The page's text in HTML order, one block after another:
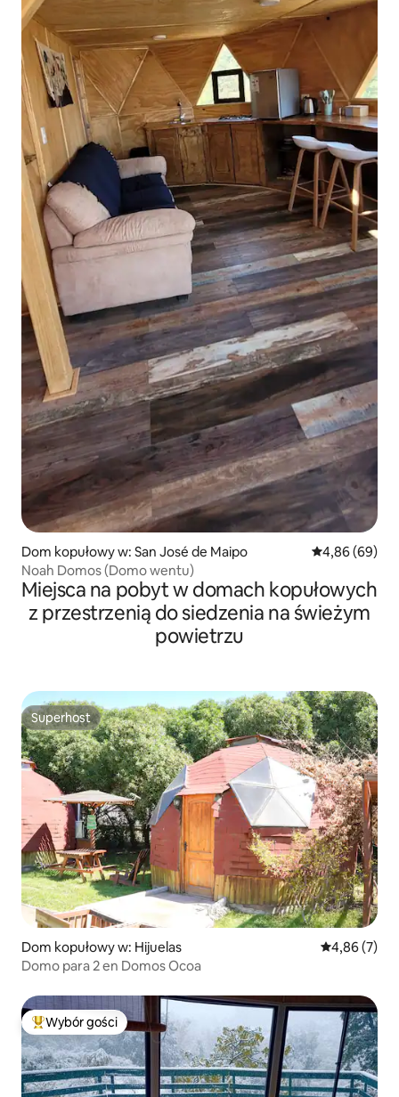
Dom kopułowy w: San José de Maipo Średnia
4,86 (69)
Noah Domos (Domo wentu)
Miejsca na pobyt w domach kopułowych
z przestrzenią do siedzenia na świeżym
powietrzu
Superhost
Superhost
Dom kopułowy w: Hijuelas Średnia
4,86 (7)
Domo para 2 en Domos Ocoa
Najpopularniejsze z kategorii Wybór gości
Wybór gości